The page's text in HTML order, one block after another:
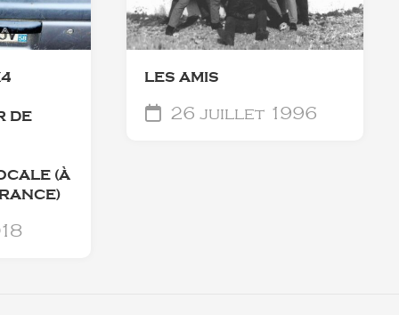
DE
(À
LES AMIS
26 juillet 1996